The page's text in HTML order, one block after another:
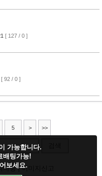
[ 127 / 0 ]
[ 92 / 0 ]
5 > >>
사항|이미지신고
가능합니다.
배팅가능!
보세요.